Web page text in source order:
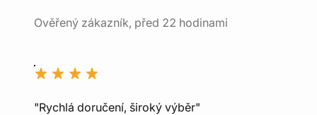
Ověřený zákazník, před 22 hodinami
"Rychlá doručení, široký výběr"